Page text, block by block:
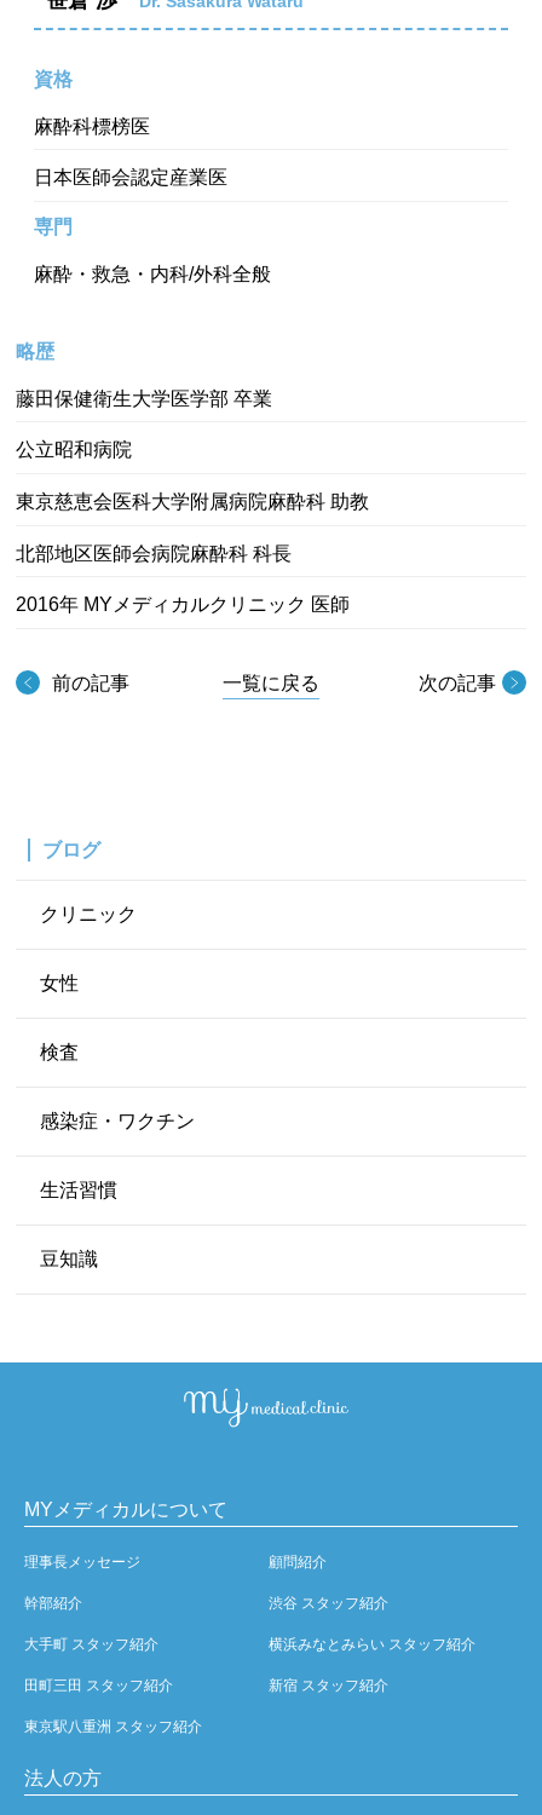
資格
麻酔科標榜医
日本医師会認定産業医
専門
麻酔・救急・内科/外科全般
略歴
藤田保健衛生大学医学部 卒業
公立昭和病院
東京慈恵会医科大学附属病院麻酔科 助教
北部地区医師会病院麻酔科 科長
2016年 MYメディカルクリニック 医師
前の記事 一覧に戻る 次の記事
ブログ
クリニック
女性
検査
感染症・ワクチン
生活習慣
豆知識
MYメディカルについて
理事長メッセージ 顧問紹介
幹部紹介 渋谷 スタッフ紹介
大手町 スタッフ紹介 横浜みなとみらい スタッフ紹介
田町三田 スタッフ紹介 新宿 スタッフ紹介
東京駅八重洲 スタッフ紹介
法人の方